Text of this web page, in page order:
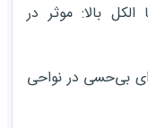
بالا: موثر در
بی‌حسی در نواحی